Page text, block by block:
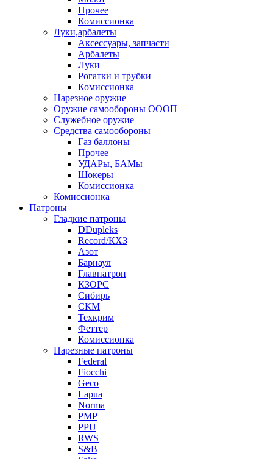
Прочее
Комиссионка
Луки,арбалеты
Аксессуары, запчасти
Арбалеты
Луки
Рогатки и трубки
Комиссионка
Нарезное оружие
Оружие самообороны ОООП
Служебное оружие
Средства самообороны
Газ баллоны
Прочее
УДАРы, БАМы
Шокеры
Комиссионка
Комиссионка
Патроны
Гладкие патроны
DDupleks
Record/КХЗ
Азот
Барнаул
Главпатрон
КЗОРС
Сибирь
СКМ
Техкрим
Феттер
Комиссионка
Нарезные патроны
Federal
Fiocchi
Geco
Lapua
Norma
PMP
PPU
RWS
S&B